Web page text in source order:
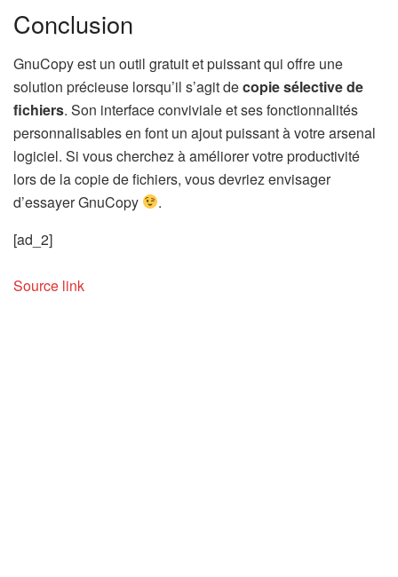
Conclusion
GnuCopy est un outil gratuit et puissant qui offre une
solution précieuse lorsqu’il s’agit decopie sélective de
fichiers. Son interface conviviale et ses fonctionnalités
personnalisables en font un ajout puissant à votre arsenal
logiciel. Si vous cherchez à améliorer votre productivité
lors de la copie de fichiers, vous devriez envisager
d’essayer GnuCopy
.
[ad_2]
Source link